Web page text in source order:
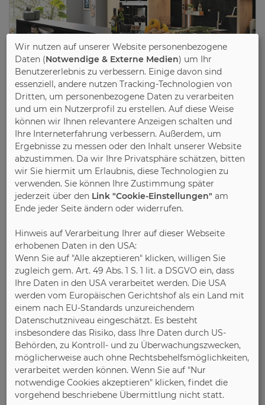
08.10.2019
Arbeitsgemeinschaft Die Moderne Küche e.V. (AMK)
In einer neuen Küche vereinen
sich Form und Funktion zu einer
perfekten Einheit
Wir nutzen auf unserer Website personenbezogene
Daten (Notwendige & Externe Medien) um Ihr
Benutzererlebnis zu verbessern. Einige davon sind
essenziell, andere nutzen Tracking-Technologien von
Dritten, um personenbezogene Daten zu verarbeiten
und um ein Nutzerprofil zu erstellen. Auf diese Weise
können wir Ihnen relevantere Anzeigen schalten und
Ihre Interneterfahrung verbessern. Außerdem, um
Ergebnisse zu messen oder den Inhalt unserer Website
abzustimmen. Da wir Ihre Privatsphäre schätzen, bitten
wir Sie hiermit um Erlaubnis, diese Technologien zu
verwenden. Sie können Ihre Zustimmung später
jederzeit über den Link "Cookie-Einstellungen" am
Ende jeder Seite ändern oder widerrufen.
Hinweis auf Verarbeitung Ihrer auf dieser Webseite
erhobenen Daten in den USA:
Wenn Sie auf "Alle akzeptieren" klicken, willigen Sie
zugleich gem. Art. 49 Abs. 1 S. 1 lit. a DSGVO ein, dass
Ihre Daten in den USA verarbeitet werden. Die USA
werden vom Europäischen Gerichtshof als ein Land mit
einem nach EU-Standards unzureichendem
Datenschutzniveau eingeschätzt. Es besteht
insbesondere das Risiko, dass Ihre Daten durch US-
Behörden, zu Kontroll- und zu Überwachungszwecken,
möglicherweise auch ohne Rechtsbehelfsmöglichkeiten,
verarbeitet werden können. Wenn Sie auf "Nur
notwendige Cookies akzeptieren" klicken, findet die
vorgehend beschriebene Übermittlung nicht statt.